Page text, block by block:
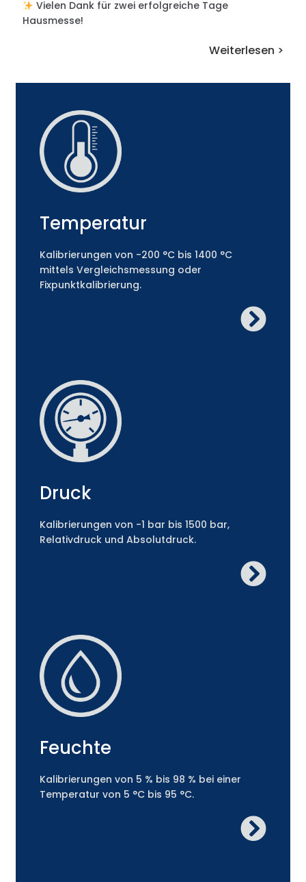
Temperatur
Kalibrierungen von -200 °C bis 1400 °C
mittels Vergleichsmessung oder
Fixpunktkalibrierung.
Druck
Kalibrierungen von -1 bar bis 1500 bar,
Relativdruck und Absolutdruck.
Feuchte
Kalibrierungen von 5 % bis 98 % bei einer
Temperatur von 5 °C bis 95 °C.
Vielen Dank für zwei erfolgreiche Tage
Hausmesse!
Weiterlesen >